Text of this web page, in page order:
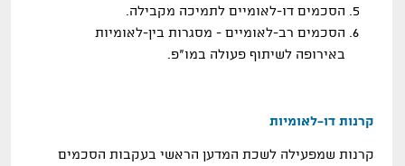
הסכמים דו-לאומיים לתמיכה מקבילה.
הסכמים רב-לאומיים - מסגרות בין-לאומיות
באירופה לשיתוף פעולה במו"פ.
קרנות דו-לאומיות
קרנות שמפעילה לשכת המדען הראשי בעקבות הסכמים